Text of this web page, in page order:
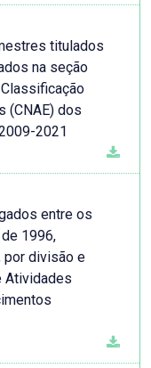
titulados
na seção
Classificação
(CNAE) dos
2021
entre os
1996,
por divisão e
Atividades